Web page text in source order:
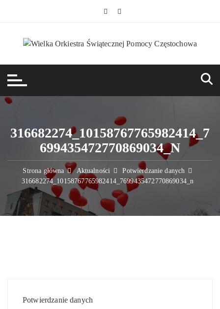
316682274_10158767765982414_7
699435472770869034_N
Strona główna Aktualności
Potwierdzanie danych
316682274_10158767765982414_7699435472770869034_n
wpisu
Potwierdzanie danych